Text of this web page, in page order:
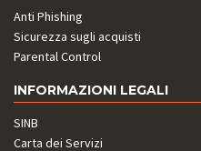
Anti Phishing
Sicurezza sugli acquisti
Parental Control
INFORMAZIONI LEGALI
SINB
Carta dei Servizi